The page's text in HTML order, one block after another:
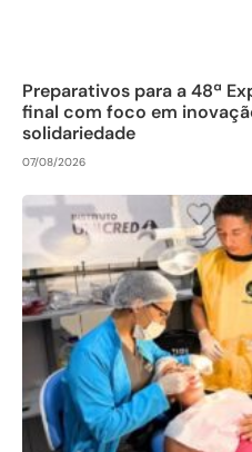
Preparativos para a 48ª
final com foco em
solidariedade
07/08/2026